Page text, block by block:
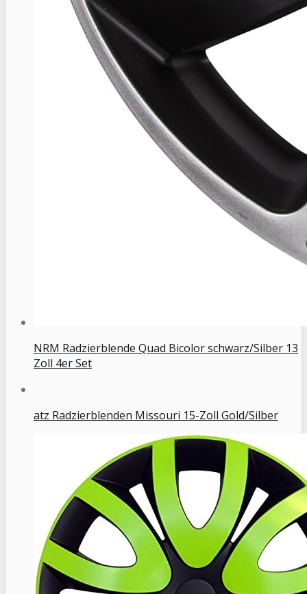
NRM Radzierblende Quad Bicolor schwarz/Silber 13
Zoll 4er Set
atz Radzierblenden Missouri 15-Zoll Gold/Silber